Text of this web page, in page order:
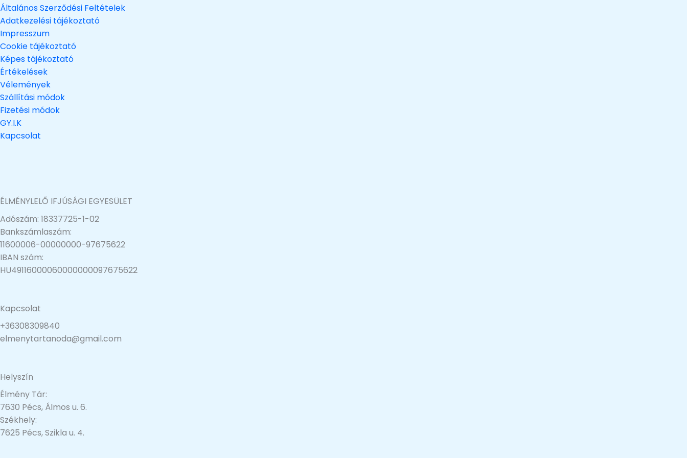
Általános Szerződési Feltételek
Adatkezelési tájékoztató
Impresszum
Cookie tájékoztató
Képes tájékoztató
Értékelések
Vélemények
Szállítási módok
Fizetési módok
GY.I.K
Kapcsolat
ÉLMÉNYLELŐ IFJÚSÁGI EGYESÜLET
Adószám: 18337725-1-02
Bankszámlaszám:
11600006-00000000-97675622
IBAN szám:
HU49116000060000000097675622
Kapcsolat
+36308309840
elmenytartanoda@gmail.com
Helyszín
Élmény Tár:
7630 Pécs, Álmos u. 6.
Székhely:
7625 Pécs, Szikla u. 4.